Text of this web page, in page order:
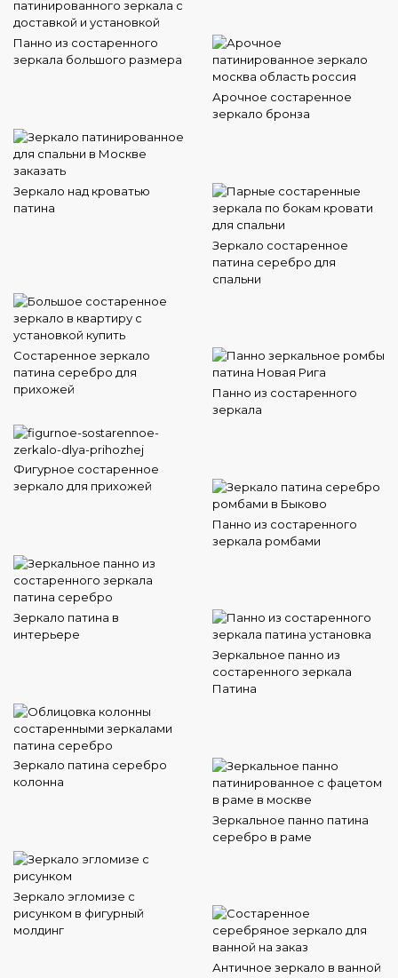
Панно из состаренного
зеркала большого размера
Арочное состаренное
зеркало бронза
Зеркало над кроватью
патина
Зеркало состаренное
патина серебро для
спальни
Состаренное зеркало
патина серебро для
прихожей
Панно из состаренного
зеркала
Фигурное состаренное
зеркало для прихожей
Панно из состаренного
зеркала ромбами
Зеркало патина в
интерьере
Зеркальное панно из
состаренного зеркала
Патина
Зеркало патина серебро
колонна
Зеркальное панно патина
серебро в раме
Зеркало эгломизе с
рисунком в фигурный
молдинг
Античное зеркало в ванной